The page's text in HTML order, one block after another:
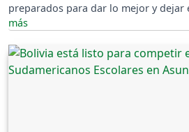
preparados para dar lo mejor y dejar